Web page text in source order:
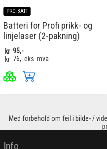
PRO-BATT
Batteri for Profi prikk- og
linjelaser (2-pakning)
kr 95,-
kr 76,-eks. mva
Med forbehold om feil i bilde- /
Info